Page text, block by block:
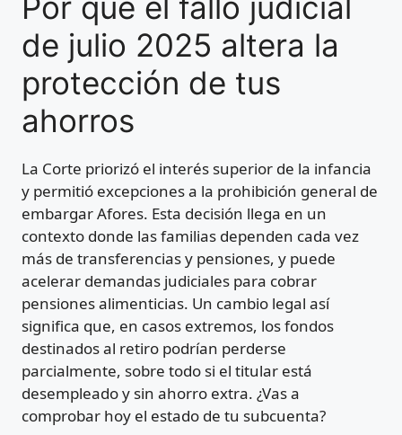
Por qué el fallo judicial
de julio 2025 altera la
protección de tus
ahorros
La Corte priorizó el interés superior de la infancia
y permitió excepciones a la prohibición general de
embargar Afores. Esta decisión llega en un
contexto donde las familias dependen cada vez
más de transferencias y pensiones, y puede
acelerar demandas judiciales para cobrar
pensiones alimenticias. Un cambio legal así
significa que, en casos extremos, los fondos
destinados al retiro podrían perderse
parcialmente, sobre todo si el titular está
desempleado y sin ahorro extra. ¿Vas a
comprobar hoy el estado de tu subcuenta?